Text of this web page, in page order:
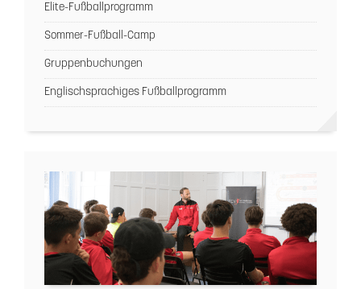
Elite-Fußballprogramm
Sommer-Fußball-Camp
Gruppenbuchungen
Englischsprachiges Fußballprogramm